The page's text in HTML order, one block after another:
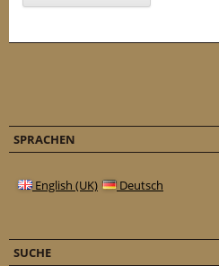
SPRACHEN
English (UK) Deutsch
SUCHE